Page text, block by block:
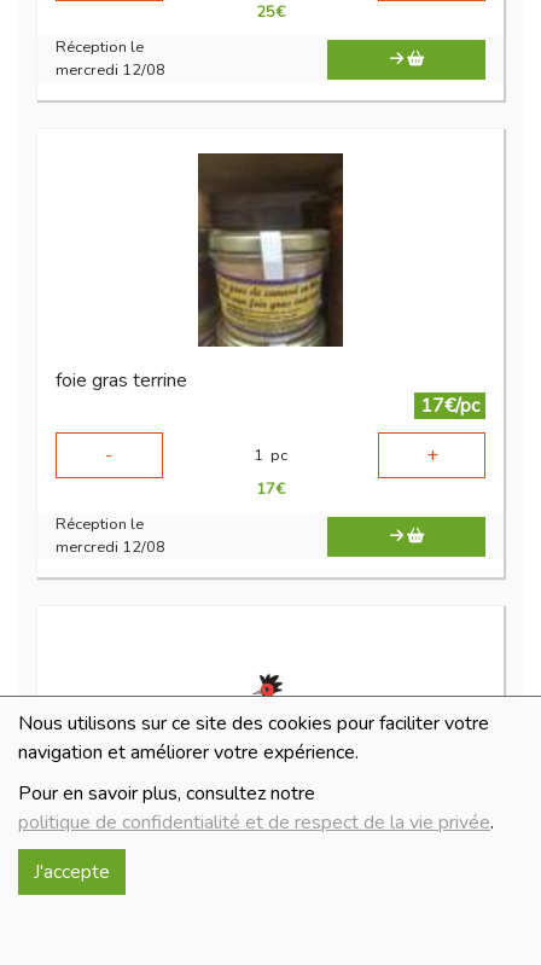
Nous utilisons sur ce site des cookies pour faciliter votre
navigation et améliorer votre expérience.
Pour en savoir plus, consultez notre
politique de confidentialité et de respect de la vie privée.
J'accepte
25€
Réception le
mercredi 12/08
foie gras terrine
17€/pc
-
1 pc +
17€
Réception le
mercredi 12/08
gésier confit